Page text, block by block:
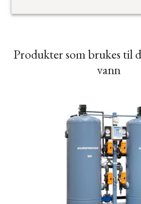
Produkter som brukes til
vann